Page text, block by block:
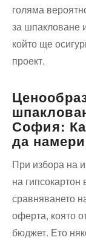
голяма
за шпакловане
който ще
проект.
София:
да
При избора на
на
сравняването
оферта, която
бюджет. Ето